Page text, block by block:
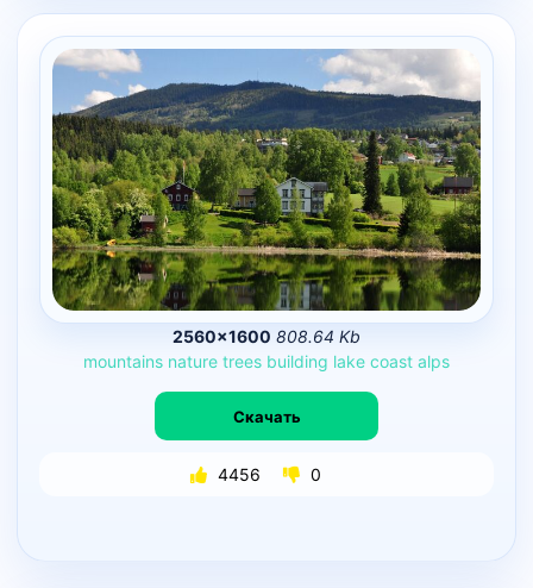
2560×1600 808.64 Kb
mountains nature trees building lake coast alps
Скачать
4456 0